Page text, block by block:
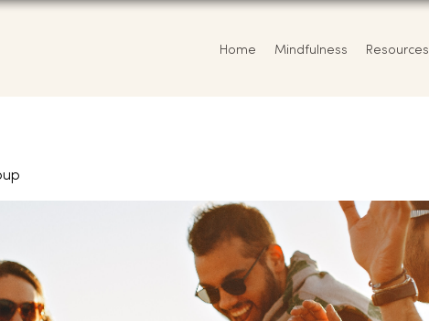
Home Mindfulness Resources